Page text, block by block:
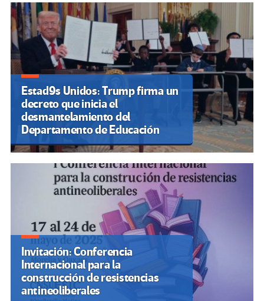
Estad9s Unidos: Trump firma un
decreto que inicia el
desmantelamiento del
Departamento de Educación
Invitación: Conferencia
Internacional para la
construcción de resistencias
antineoliberales